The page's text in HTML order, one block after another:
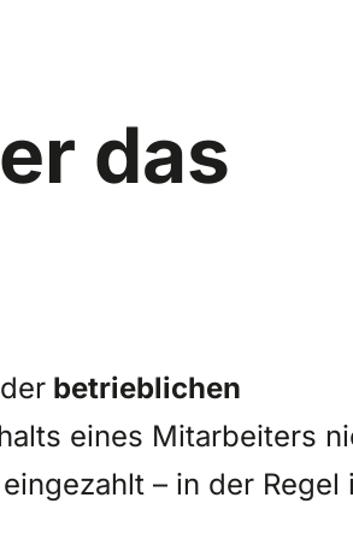
das
betrieblichen
eines Mitarbeiters
– in der Regel